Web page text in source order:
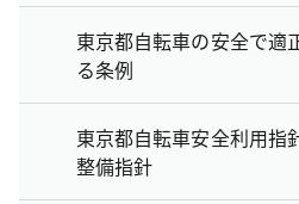
東京都自転車の安全で適
る条例
東京都自転車安全利用指
整備指針